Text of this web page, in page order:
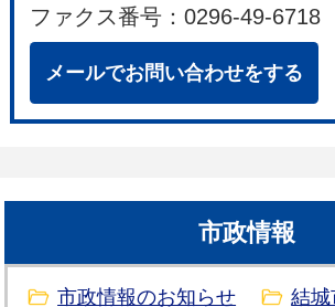
ファクス番号：0296-49-6718
メールでお問い合わせをする
市政情報
市政情報のお知らせ 結城